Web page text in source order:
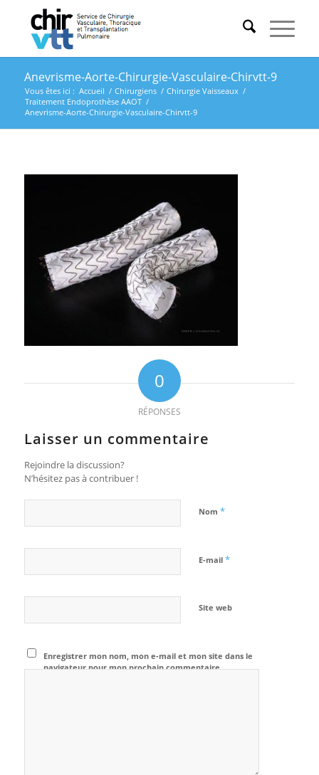
Anevrisme-Aorte-Chirurgie-Vasculaire-Chirvtt-9
Vous êtes ici : Accueil / Chirurgiens / Chirurgie Vaisseaux /
Traitement Endoprothèse AAOT /
Anevrisme-Aorte-Chirurgie-Vasculaire-Chirvtt-9
0
RÉPONSES
Laisser un commentaire
Rejoindre la discussion?
N’hésitez pas à contribuer !
Nom *
E-mail *
Site web
Enregistrer mon nom, mon e-mail et mon site dans le
navigateur pour mon prochain commentaire.